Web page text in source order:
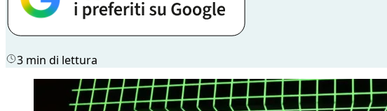
3 min di lettura